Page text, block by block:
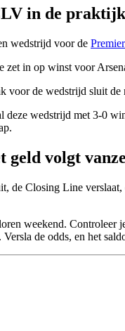
in de praktijk
wedstrijd voor de
zet in op winst voor
voor de wedstrijd sluit de
deze wedstrijd met 3-0
geld volgt
de Closing Line
weekend. Controleer
de odds, en het